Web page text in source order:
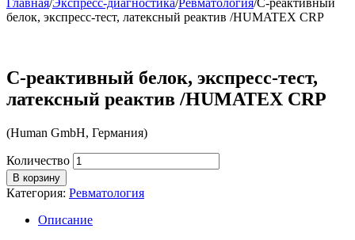
Главная/Экспресс-диагностика/Ревматология/C-реактивный
белок, экспресс-тест, латексный реактив /HUMATEX CRP
C-реактивный белок, экспресс-тест,
латексный реактив /HUMATEX CRP
(Human GmbH, Германия)
Количество
В корзину
Категория: Ревматология
Описание